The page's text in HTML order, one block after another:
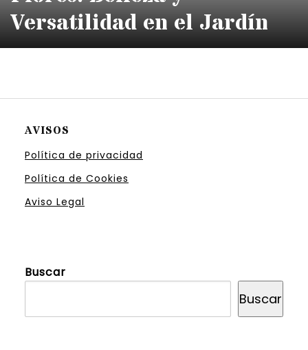
Versatilidad en el Jardín
AVISOS
Política de privacidad
Política de Cookies
Aviso Legal
Buscar
Buscar